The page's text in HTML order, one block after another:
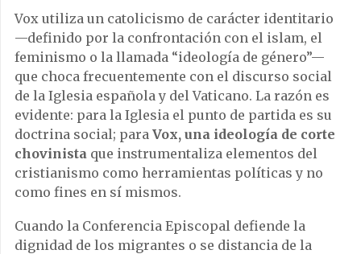
Vox utiliza un catolicismo de carácter identitario
—definido por la confrontación con el islam, el
feminismo o la llamada “ideología de género”—
que choca frecuentemente con el discurso social
de la Iglesia española y del Vaticano. La razón es
evidente: para la Iglesia el punto de partida es su
doctrina social; para Vox, una ideología de corte
chovinista que instrumentaliza elementos del
cristianismo como herramientas políticas y no
como fines en sí mismos.
Cuando la Conferencia Episcopal defiende la
dignidad de los migrantes o se distancia de la